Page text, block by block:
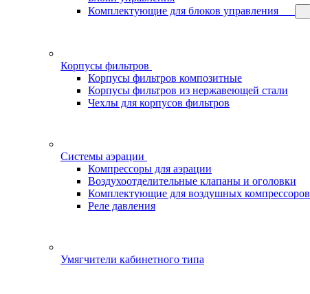
Комплектующие для блоков управления
Корпусы фильтров
Корпусы фильтров композитные
Корпусы фильтров из нержавеющей стали
Чехлы для корпусов фильтров
Системы аэрации
Компрессоры для аэрации
Воздухоотделительные клапаны и оголовки
Комплектующие для воздушных компрессоров
Реле давления
Умягчители кабинетного типа